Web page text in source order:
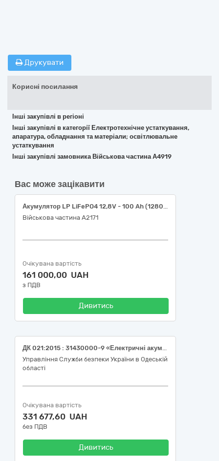
Друкувати
Корисні посилання
Інші закупівлі в регіоні
Інші закупівлі в категорії Електротехнічне устаткування,
апаратура, обладнання та матеріали; освітлювальне
устаткування
Інші закупівлі замовника Військова частина А4919
Вас може зацікавити
Акумулятор LP LiFePO4 12,8V - 100 Ah (1280Wh) (BMS 100A/50А) пластик Smart BT (або еквівалент)
Військова частина А2171
Очікувана вартість
161 000,00 UAH
з ПДВ
Дивитись
ДК 021:2015 : 31430000-9 «Електричні акумулятори» (електричні акумулятори)
Управління Служби безпеки України в Одеській
області
Очікувана вартість
331 677,60 UAH
без ПДВ
Дивитись